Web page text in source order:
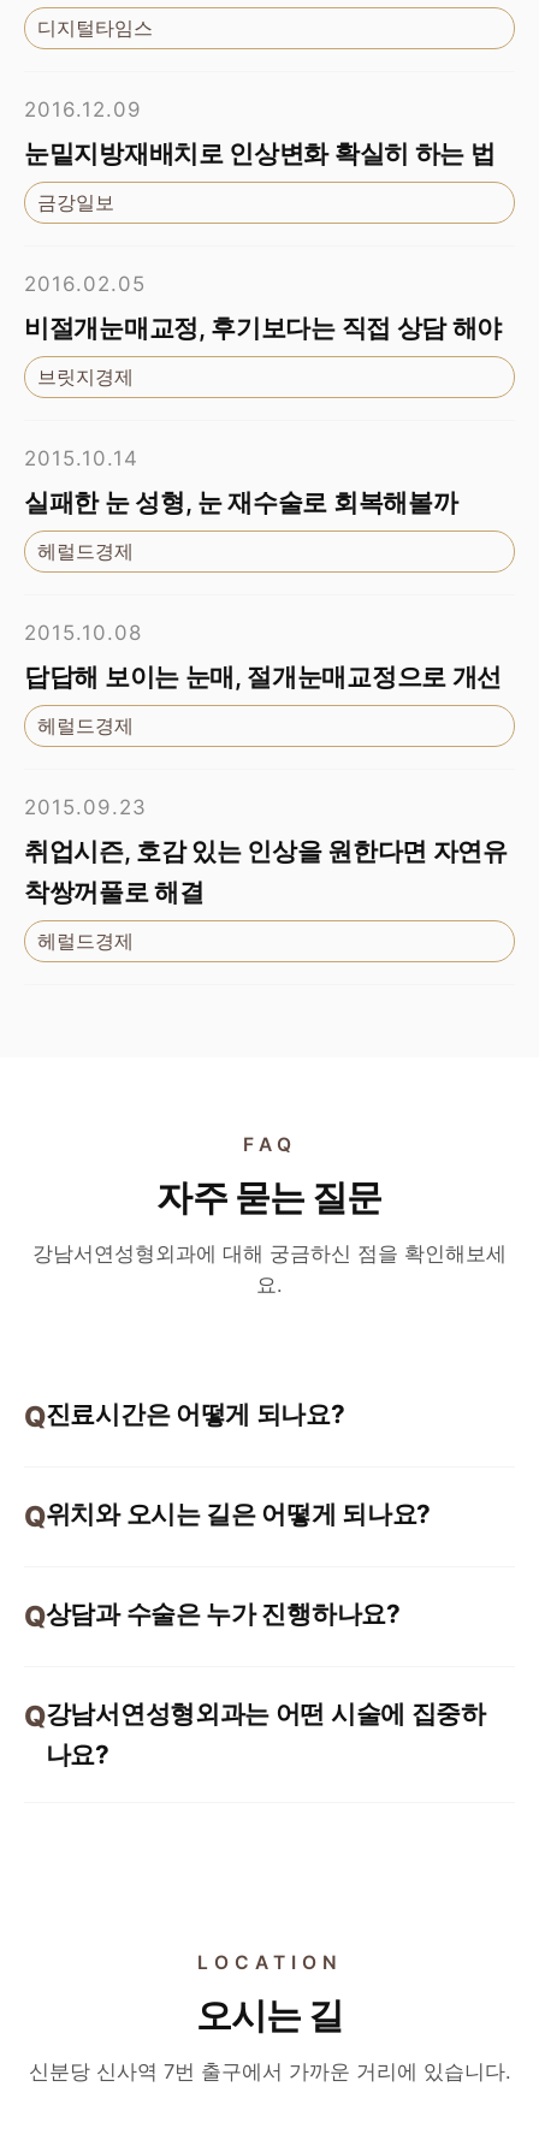
디지털타임스
2016.12.09
눈밑지방재배치로 인상변화 확실히 하는 법
금강일보
2016.02.05
비절개눈매교정, 후기보다는 직접 상담 해야
브릿지경제
2015.10.14
실패한 눈 성형, 눈 재수술로 회복해볼까
헤럴드경제
2015.10.08
답답해 보이는 눈매, 절개눈매교정으로 개선
헤럴드경제
2015.09.23
취업시즌, 호감 있는 인상을 원한다면 자연유
착쌍꺼풀로 해결
헤럴드경제
FAQ
자주 묻는 질문
강남서연성형외과에 대해 궁금하신 점을 확인해보세
요.
진료시간은 어떻게 되나요?
위치와 오시는 길은 어떻게 되나요?
상담과 수술은 누가 진행하나요?
강남서연성형외과는 어떤 시술에 집중하
나요?
LOCATION
오시는 길
신분당 신사역 7번 출구에서 가까운 거리에 있습니다.